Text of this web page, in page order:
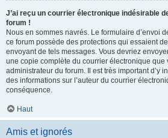
J’ai reçu un courrier électronique indésirable
forum !
Nous en sommes navrés. Le formulaire d’envoi
ce forum possède des protections qui essaient
envoyant de tels messages. Vous devriez
une copie complète du courrier électronique que
administrateur du forum. Il est très important d’y
des informations sur l’auteur du courrier
conséquence.
Haut
Amis et ignorés